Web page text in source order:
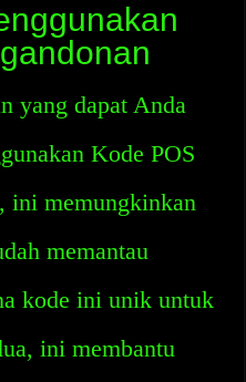
yang dapat Anda
Kode POS
ini memungkinkan
memantau
kode ini unik untuk
ini membantu